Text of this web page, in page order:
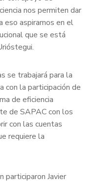
nos permiten dar
eso aspiramos en el
que se está
se trabajará para la
con la participación de
de eficiencia
de SAPAC con los
con las cuentas
requiere la
participaron Javier